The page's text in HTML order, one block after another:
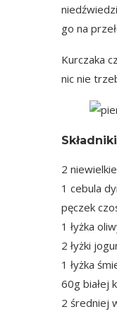
go na
Kurczaka
nic nie
2
1 cebula
pęczek
1 łyżka
2 łyżki
1 łyżka
60g białej
2 średniej